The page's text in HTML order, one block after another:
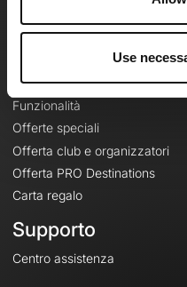
Use
Le Mag'
Mappe di base topografiche
Funzionalità
Offerte speciali
Offerta club e organizzatori
Offerta PRO Destinations
Carta regalo
Supporto
Centro assistenza